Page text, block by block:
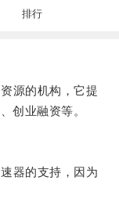
排行
源的机构，它提
创业融资等。
器的支持，因为